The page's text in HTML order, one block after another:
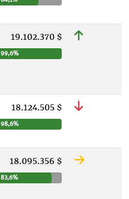
19.102.370 $
99,6%
18.124.505 $
98,6%
18.095.356 $
83,6%